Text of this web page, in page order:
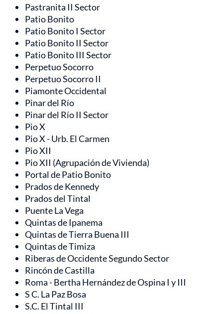
Pastranita II Sector
Patio Bonito
Patio Bonito I Sector
Patio Bonito II Sector
Patio Bonito III Sector
Perpetuo Socorro
Perpetuo Socorro II
Piamonte Occidental
Pinar del Río
Pinar del Río II Sector
Pio X
Pio X - Urb. El Carmen
Pio XII
Pio XII (Agrupación de Vivienda)
Portal de Patio Bonito
Prados de Kennedy
Prados del Tintal
Puente La Vega
Quintas de Ipanema
Quintas de Tierra Buena III
Quintas de Timiza
Riberas de Occidente Segundo Sector
Rincón de Castilla
Roma - Bertha Hernández de Ospina I y III
S C. La Paz Bosa
S.C. El Tintal III